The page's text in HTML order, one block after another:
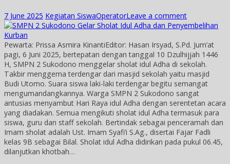
7 June 2025 Kegiatan SiswaOperatorLeave a comment
Pewarta: Prissa Asmira KinantiEditor: Hasan Irsyad, S.Pd. Jum’at
pagi, 6 Juni 2025, bertepatan dengan tanggal 10 Dzulhijjah 1446
H, SMPN 2 Sukodono menggelar sholat idul Adha di sekolah.
Takbir menggema terdengar dari masjid sekolah yaitu masjid
Budi Utomo. Suara siswa laki-laki terdengar begitu semangat
mengumandangkannya. Warga SMPN 2 Sukodono sangat
antusias menyambut Hari Raya idul Adha dengan serentetan acara
yang diadakan. Semua mengikuti sholat idul Adha termasuk para
siswa, guru dan staff sekolah. Bertindak sebagai penceramah dan
Imam sholat adalah Ust. Imam Syafi’i S.Ag., disertai Fajar Fadli
kelas 9B sebagai Bilal. Sholat idul Adha didirikan pada pukul 06.45,
dilanjutkan khotbah…